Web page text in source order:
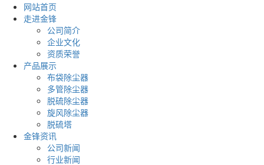
网站首页
走进金锋
公司简介
企业文化
资质荣誉
产品展示
布袋除尘器
多管除尘器
脱硫除尘器
旋风除尘器
脱硫塔
金锋资讯
公司新闻
行业新闻